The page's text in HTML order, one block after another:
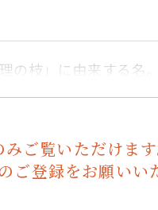
の枝」に由来する
ご覧いただけま
ご登録をお願いい